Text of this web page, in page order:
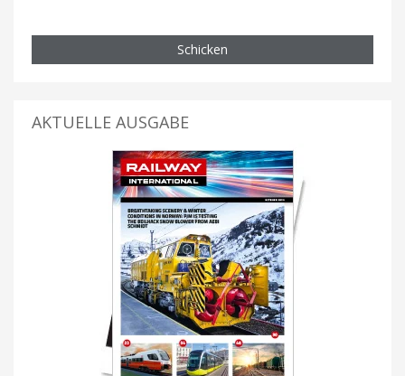
Schicken
AKTUELLE AUSGABE